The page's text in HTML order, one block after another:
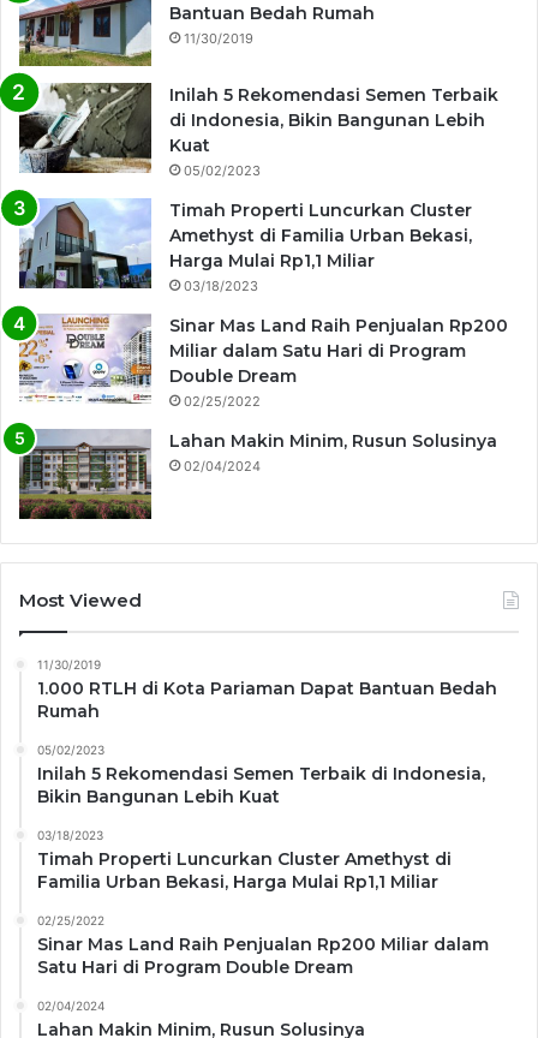
Bantuan Bedah Rumah
11/30/2019
Inilah 5 Rekomendasi Semen Terbaik
di Indonesia, Bikin Bangunan Lebih
Kuat
05/02/2023
Timah Properti Luncurkan Cluster
Amethyst di Familia Urban Bekasi,
Harga Mulai Rp1,1 Miliar
03/18/2023
Sinar Mas Land Raih Penjualan Rp200
Miliar dalam Satu Hari di Program
Double Dream
02/25/2022
Lahan Makin Minim, Rusun Solusinya
02/04/2024
Most Viewed
11/30/2019
1.000 RTLH di Kota Pariaman Dapat Bantuan Bedah
Rumah
05/02/2023
Inilah 5 Rekomendasi Semen Terbaik di Indonesia,
Bikin Bangunan Lebih Kuat
03/18/2023
Timah Properti Luncurkan Cluster Amethyst di
Familia Urban Bekasi, Harga Mulai Rp1,1 Miliar
02/25/2022
Sinar Mas Land Raih Penjualan Rp200 Miliar dalam
Satu Hari di Program Double Dream
02/04/2024
Lahan Makin Minim, Rusun Solusinya